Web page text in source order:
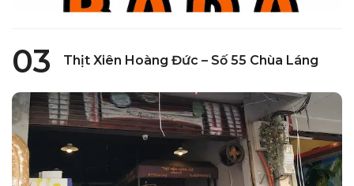
03 Thịt Xiên Hoàng Đức – Số 55 Chùa Láng